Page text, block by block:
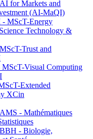
for Markets and
(AI-MaQI)
MScT-Energy
Technology &
Trust and
Visual Computing
Extended
XCin
- Mathématiques
- Biologie,